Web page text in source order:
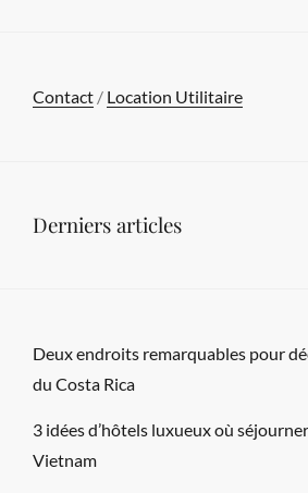
Contact / Location Utilitaire
Derniers articles
Deux endroits remarquables pour
du Costa Rica
3 idées d’hôtels luxueux où
Vietnam